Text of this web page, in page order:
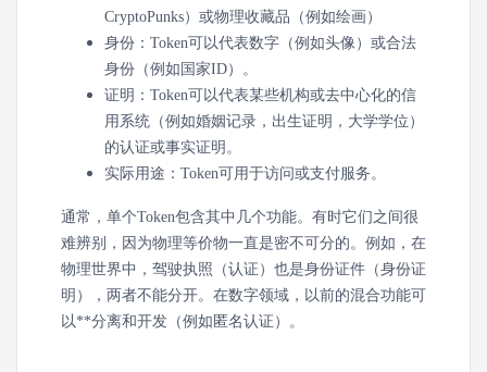
CryptoPunks）或物理收藏品（例如绘画）
身份 ：Token可以代表数字（例如头像）或合法
身份（例如国家ID）。
证明 ：Token可以代表某些机构或去中心化的信
用系统（例如婚姻记录，出生证明，大学学位）
的认证或事实证明。
实际用途 ：Token可用于访问或支付服务。
通常，单个Token包含其中几个功能。有时它们之间很
难辨别，因为物理等价物一直是密不可分的。例如，在
物理世界中，驾驶执照（认证）也是身份证件（身份证
明），两者不能分开。在数字领域，以前的混合功能可
以**分离和开发（例如匿名认证）。